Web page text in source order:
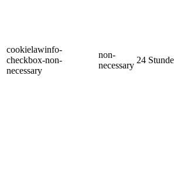
cookielawinfo-
checkbox-non-
necessary
non-
necessary
24